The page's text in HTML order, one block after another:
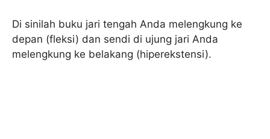
Di sinilah buku jari tengah Anda melengkung ke
depan (fleksi) dan sendi di ujung jari Anda
melengkung ke belakang (hiperekstensi).